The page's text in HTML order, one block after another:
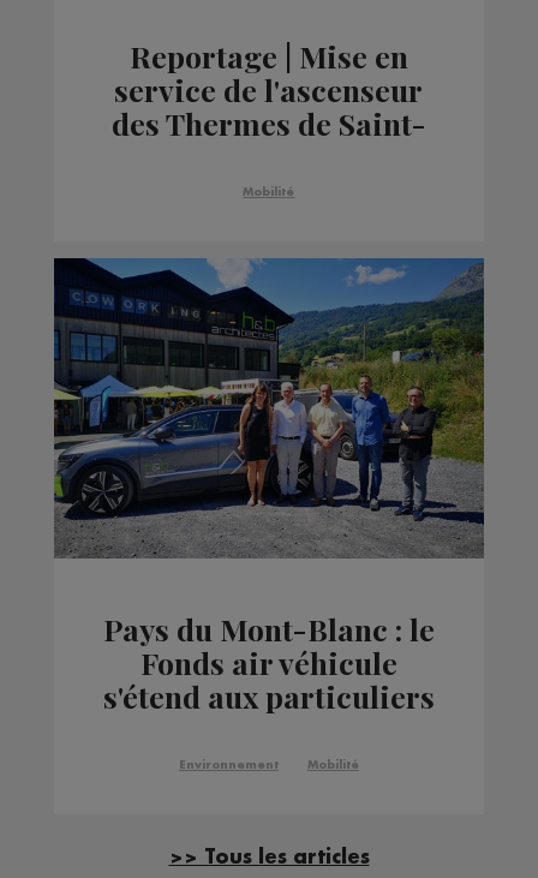
Reportage | Mise en
service de l'ascenseur
des Thermes de Saint-
Mobilité
Pays du Mont-Blanc : le
Fonds air véhicule
s'étend aux particuliers
Environnement Mobilité
>> Tous les articles